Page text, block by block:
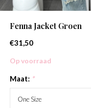
Fenna Jacket Groen
€31,50
Op voorraad
Maat: *